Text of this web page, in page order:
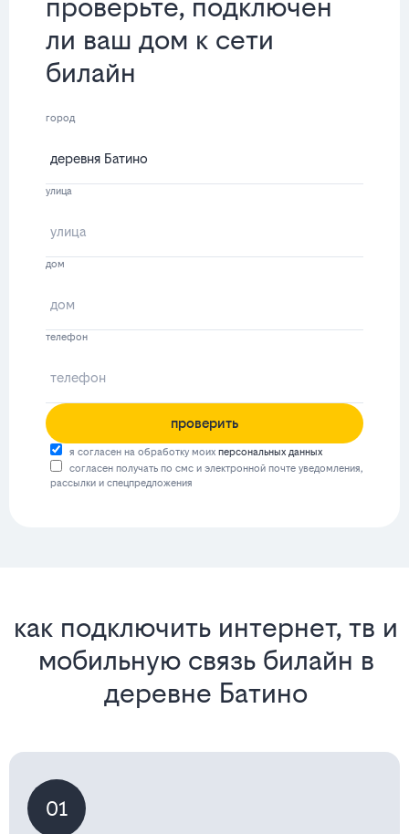
проверьте, подключен
ли ваш дом к сети
билайн
город
улица
дом
телефон
проверить
я согласен на обработку моих персональных данных
согласен получать по смс и электронной почте уведомления,
рассылки и спецпредложения
как подключить интернет, тв и
мобильную связь билайн в
деревне Батино
01